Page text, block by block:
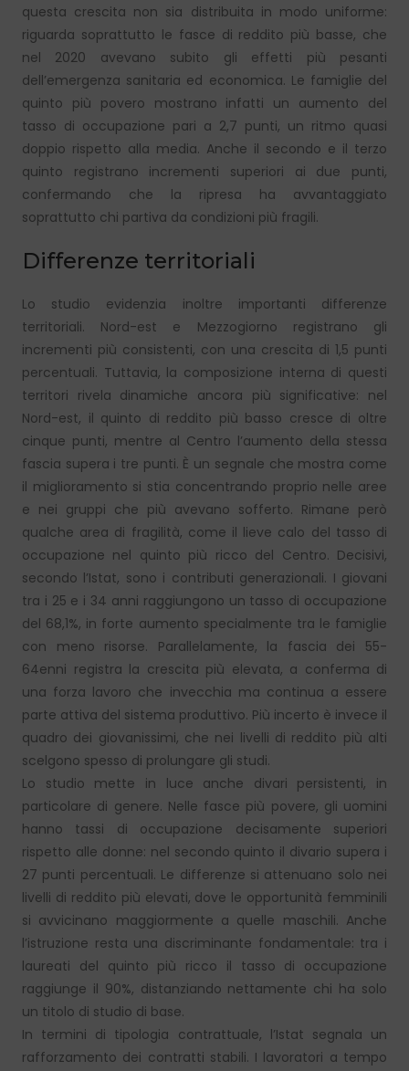
questa crescita non sia distribuita in modo uniforme:
riguarda soprattutto le fasce di reddito più basse, che
nel 2020 avevano subito gli effetti più pesanti
dell’emergenza sanitaria ed economica. Le famiglie del
quinto più povero mostrano infatti un aumento del
tasso di occupazione pari a 2,7 punti, un ritmo quasi
doppio rispetto alla media. Anche il secondo e il terzo
quinto registrano incrementi superiori ai due punti,
confermando che la ripresa ha avvantaggiato
soprattutto chi partiva da condizioni più fragili.
Differenze territoriali
Lo studio evidenzia inoltre importanti differenze
territoriali. Nord-est e Mezzogiorno registrano gli
incrementi più consistenti, con una crescita di 1,5 punti
percentuali. Tuttavia, la composizione interna di questi
territori rivela dinamiche ancora più significative: nel
Nord-est, il quinto di reddito più basso cresce di oltre
cinque punti, mentre al Centro l’aumento della stessa
fascia supera i tre punti. È un segnale che mostra come
il miglioramento si stia concentrando proprio nelle aree
e nei gruppi che più avevano sofferto. Rimane però
qualche area di fragilità, come il lieve calo del tasso di
occupazione nel quinto più ricco del Centro. Decisivi,
secondo l’Istat, sono i contributi generazionali. I giovani
tra i 25 e i 34 anni raggiungono un tasso di occupazione
del 68,1%, in forte aumento specialmente tra le famiglie
con meno risorse. Parallelamente, la fascia dei 55-
64enni registra la crescita più elevata, a conferma di
una forza lavoro che invecchia ma continua a essere
parte attiva del sistema produttivo. Più incerto è invece il
quadro dei giovanissimi, che nei livelli di reddito più alti
scelgono spesso di prolungare gli studi.
Lo studio mette in luce anche divari persistenti, in
particolare di genere. Nelle fasce più povere, gli uomini
hanno tassi di occupazione decisamente superiori
rispetto alle donne: nel secondo quinto il divario supera i
27 punti percentuali. Le differenze si attenuano solo nei
livelli di reddito più elevati, dove le opportunità femminili
si avvicinano maggiormente a quelle maschili. Anche
l’istruzione resta una discriminante fondamentale: tra i
laureati del quinto più ricco il tasso di occupazione
raggiunge il 90%, distanziando nettamente chi ha solo
un titolo di studio di base.
In termini di tipologia contrattuale, l’Istat segnala un
rafforzamento dei contratti stabili. I lavoratori a tempo